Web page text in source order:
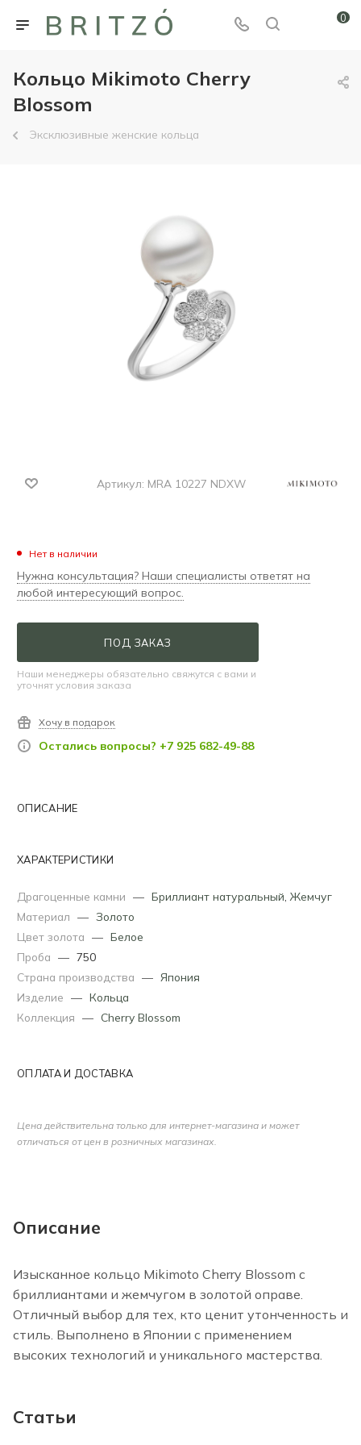
0
Кольцо Mikimoto Cherry
Blossom
Эксклюзивные женские кольца
Артикул: MRA 10227 NDXW
Нет в наличии
Нужна консультация? Наши специалисты ответят на
любой интересующий вопрос.
ПОД ЗАКАЗ
Наши менеджеры обязательно свяжутся с вами и
уточнят условия заказа
Хочу в подарок
Остались вопросы? +7 925 682-49-88
ОПИСАНИЕ
ХАРАКТЕРИСТИКИ
Драгоценные камни — Бриллиант натуральный Жемчуг
Материал — Золото
Цвет золота — Белое
Проба — 750
Страна производства — Япония
Изделие — Кольца
Коллекция — Cherry Blossom
ОПЛАТА И ДОСТАВКА
Цена действительна только для интернет-магазина и может
отличаться от цен в розничных магазинах.
Описание
Изысканное кольцо Mikimoto Cherry Blossom с
бриллиантами и жемчугом в золотой оправе.
Отличный выбор для тех, кто ценит утонченность и
стиль. Выполнено в Японии с применением
высоких технологий и уникального мастерства.
Статьи